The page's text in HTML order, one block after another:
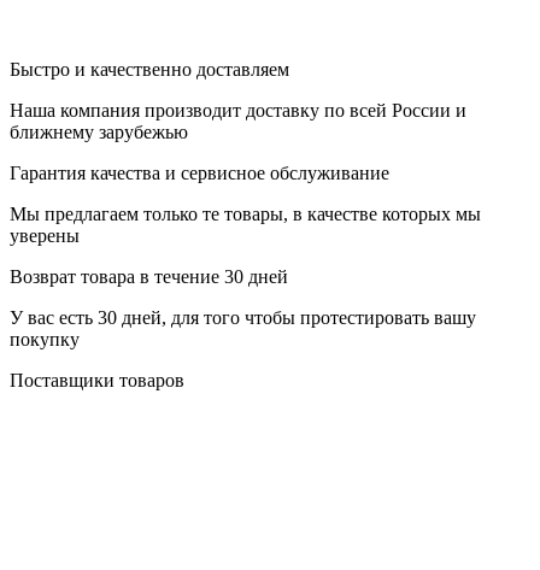
Быстро и качественно доставляем
Наша компания производит доставку по всей России и
ближнему зарубежью
Гарантия качества и сервисное обслуживание
Мы предлагаем только те товары, в качестве которых мы
уверены
Возврат товара в течение 30 дней
У вас есть 30 дней, для того чтобы протестировать вашу
покупку
Поставщики товаров